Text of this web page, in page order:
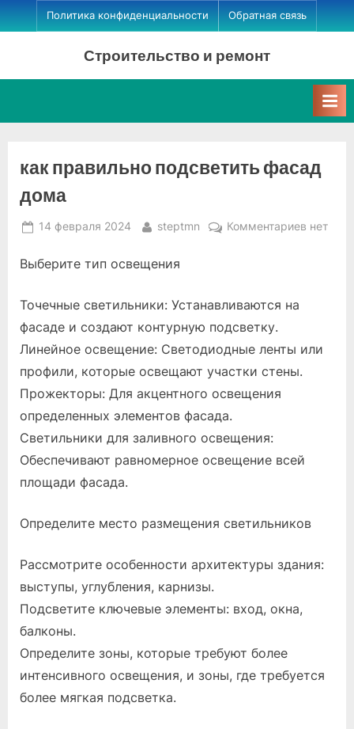
Skip
to
Политика конфиденциальности Обратная связь
Строительство и ремонт
как правильно подсветить фасад
дома
Posted
14 февраля 2024 By
steptmn Комментариевкнет
Выберите тип освещения
Точечные светильники: Устанавливаются на
фасаде и создают контурную подсветку.
Линейное освещение: Светодиодные ленты или
профили, которые освещают участки стены.
Прожекторы: Для акцентного освещения
определенных элементов фасада.
Светильники для заливного освещения:
Обеспечивают равномерное освещение всей
площади фасада.
Определите место размещения светильников
Рассмотрите особенности архитектуры здания:
выступы, углубления, карнизы.
Подсветите ключевые элементы: вход, окна,
балконы.
Определите зоны, которые требуют более
интенсивного освещения, и зоны, где требуется
более мягкая подсветка.